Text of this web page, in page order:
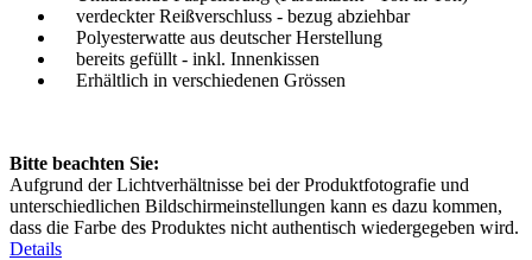
verdeckter Reißverschluss - bezug abziehbar
Polyesterwatte aus deutscher Herstellung
bereits gefüllt - inkl. Innenkissen
Erhältlich in verschiedenen Grössen
Bitte beachten Sie:
Aufgrund der Lichtverhältnisse bei der Produktfotografie und
unterschiedlichen Bildschirmeinstellungen kann es dazu kommen,
dass die Farbe des Produktes nicht authentisch wiedergegeben wird.
Details